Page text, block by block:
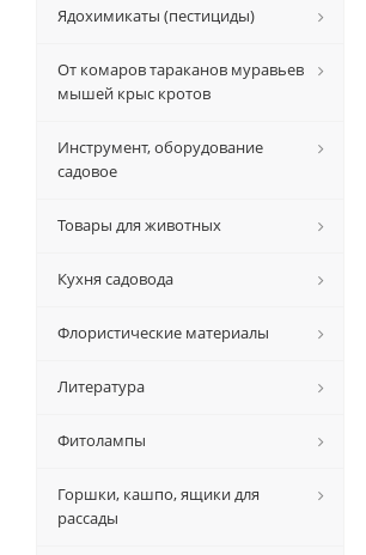
Ядохимикаты (пестициды)
От комаров тараканов муравьев
мышей крыс кротов
Инструмент, оборудование
садовое
Товары для животных
Кухня садовода
Флористические материалы
Литература
Фитолампы
Горшки, кашпо, ящики для
рассады